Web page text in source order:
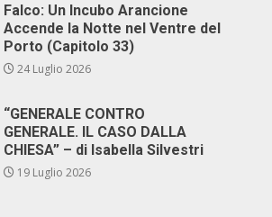
Falco: Un Incubo Arancione
Accende la Notte nel Ventre del
Porto (Capitolo 33)
24 Luglio 2026
“GENERALE CONTRO
GENERALE. IL CASO DALLA
CHIESA” – di Isabella Silvestri
19 Luglio 2026